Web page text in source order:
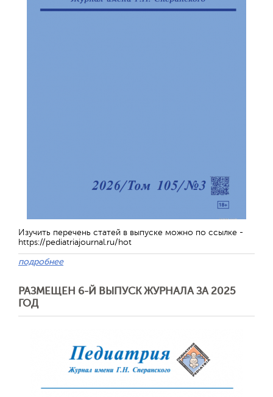
Изучить перечень статей в выпуске можно по ссылке -
https://pediatriajournal.ru/hot
подробнее
РАЗМЕЩЕН 6-Й ВЫПУСК ЖУРНАЛА ЗА 2025
ГОД
Отправить